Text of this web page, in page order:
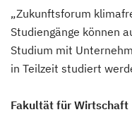
„Zukunftsforum
Studiengänge können
Studium mit
in Teilzeit studiert
Fakultät für Wirtschaft